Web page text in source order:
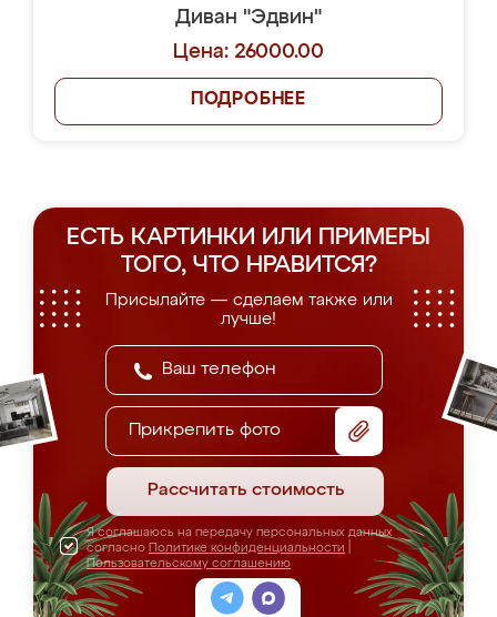
Диван "Эдвин"
Цена: 26000.00
ПОДРОБНЕЕ
ЕСТЬ КАРТИНКИ ИЛИ ПРИМЕРЫ
ТОГО, ЧТО НРАВИТСЯ?
Присылайте — сделаем также или
лучше!
Прикрепить фото
Рассчитать стоимость
Я соглашаюсь на передачу персональных данных
согласно Политике конфиденциальности
Пользовательскому соглашению